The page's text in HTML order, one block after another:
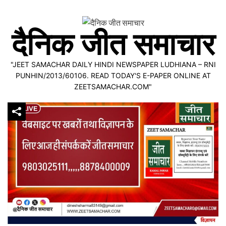
contentदैनिक जीत समाचार
"JEET SAMACHAR DAILY HINDI NEWSPAPER LUDHIANA – RNI
PUNHIN/2013/60106. READ TODAY'S E-PAPER ONLINE AT
ZEETSAMACHAR.COM"